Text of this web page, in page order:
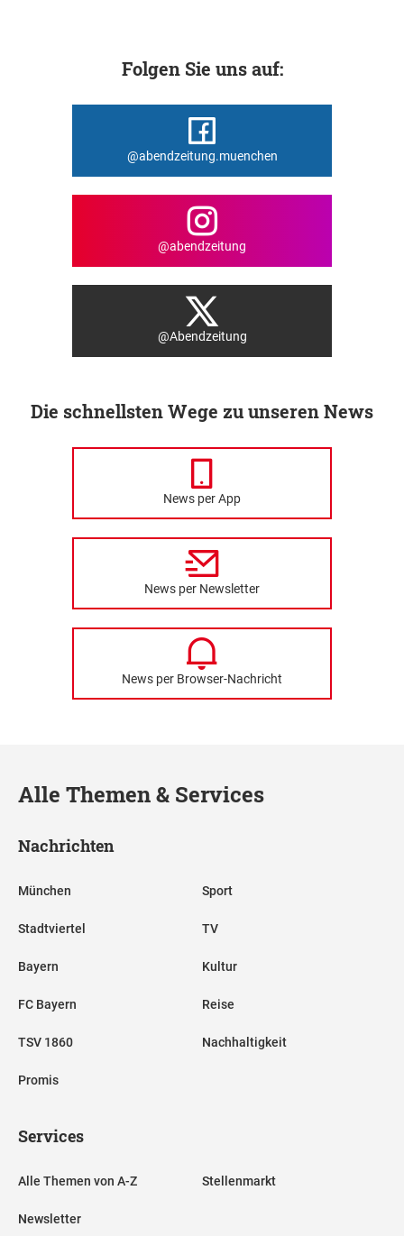
Folgen Sie uns auf:
@abendzeitung.muenchen
@abendzeitung
@Abendzeitung
Die schnellsten Wege zu unseren News
News per App
News per Newsletter
News per Browser-Nachricht
Alle Themen & Services
Nachrichten
München
Stadtviertel
Bayern
FC Bayern
TSV 1860
Promis
Sport
TV
Kultur
Reise
Nachhaltigkeit
Services
Alle Themen von A-Z
Newsletter
Stellenmarkt